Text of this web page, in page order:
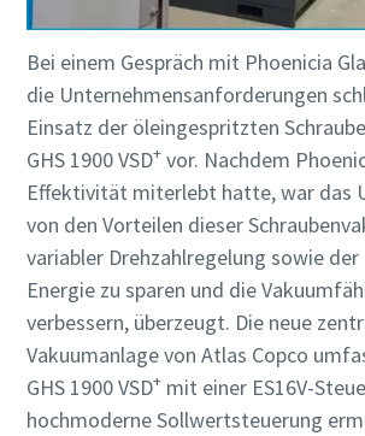
Bei einem Gespräch mit Phoenicia
die Unternehmensanforderungen
Einsatz der öleingespritzten
GHS 1900 VSD+vor. Nachdem
Effektivität miterlebt hatte, war das
von den Vorteilen dieser
variabler Drehzahlregelung sowie
Energie zu sparen und die
verbessern, überzeugt. Die neue
Vakuumanlage von Atlas Copco
GHS 1900 VSD+mit einer ES16V-
hochmoderne Sollwertsteuerung